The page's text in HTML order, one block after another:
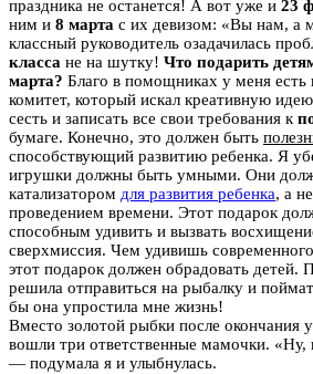
праздника не останется! А вот уже и 23
ним и 8 марта с их девизом: «Вы нам, а
классный руководитель озадачилась
класса не на шутку! Что подарить
марта? Благо в помощниках у меня есть
комитет, который искал креативную
сесть и записать все свои требования к
бумаге. Конечно, это должен быть
способствующий развитию ребенка. Я
игрушки должны быть умными. Они
катализатором для развития ребенка, а
проведением времени. Этот подарок
способным удивить и вызвать
сверхмиссия. Чем удивишь
этот подарок должен обрадовать детей.
решила отправиться на рыбалку и
бы она упростила мне жизнь!
Вместо золотой рыбки после окончания
вошли три ответственные мамочки.
— подумала я и улыбнулась.